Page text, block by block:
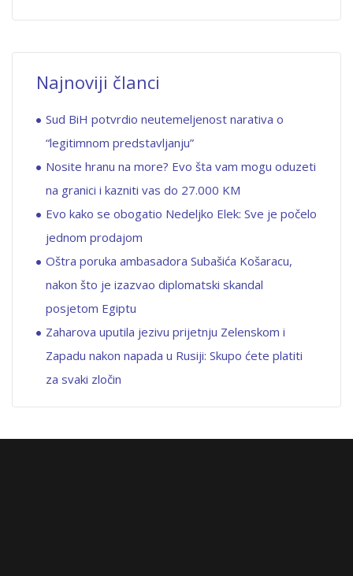
Najnoviji članci
Sud BiH potvrdio neutemeljenost narativa o
“legitimnom predstavljanju”
Nosite hranu na more? Evo šta vam mogu oduzeti
na granici i kazniti vas do 27.000 KM
Evo kako se obogatio Nedeljko Elek: Sve je počelo
jednom prodajom
Oštra poruka ambasadora Subašića Košaracu,
nakon što je izazvao diplomatski skandal
posjetom Egiptu
Zaharova uputila jezivu prijetnju Zelenskom i
Zapadu nakon napada u Rusiji: Skupo ćete platiti
za svaki zločin